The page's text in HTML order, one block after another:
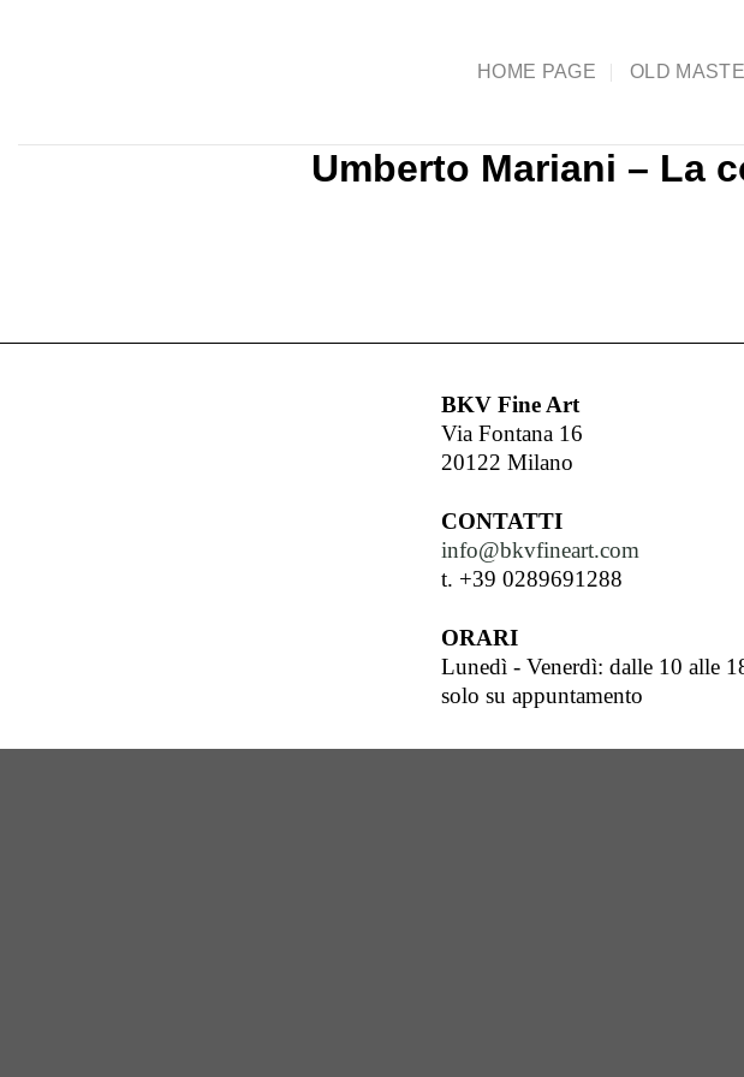
HOME PAGE OLD
Umberto Mariani – La
BKV Fine Art
Via Fontana 16
20122 Milano
CONTATTI
info@bkvfineart.com
t. +39 0289691288
ORARI
Lunedì - Venerdì: dalle 10 alle
solo su appuntamento